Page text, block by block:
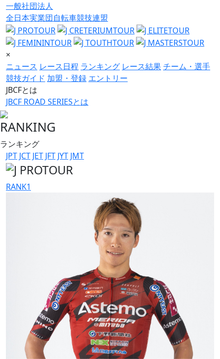
一般社団法人
全日本実業団自転車競技連盟
×
ニュース レース日程 ランキング レース結果チーム・選手
競技ガイド 加盟・登録 エントリー
JBCFとは
JBCF ROAD SERIESとは
RANKING
ランキング
JPT JCT JET JFT JYT JMT
RANK1